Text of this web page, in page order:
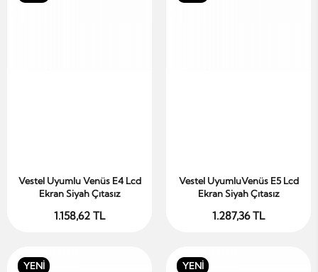
Sepete Ekle
Vestel Uyumlu Venüs E4 Lcd
Ekran Siyah Çıtasız
1.158,62 TL
Sepete Ekle
Vestel UyumluVenüs E5 Lcd
Ekran Siyah Çıtasız
1.287,36 TL
YENİ YENİ